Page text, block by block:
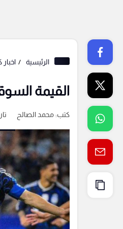
الرئيسية
القيمة
كتب:محمد الصالح